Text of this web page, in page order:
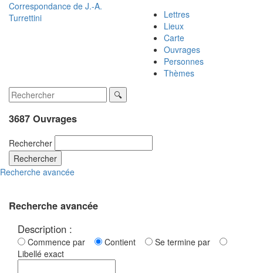
Correspondance de J.-A.
Turrettini
Lettres
Lieux
Carte
Ouvrages
Personnes
Thèmes
3687 Ouvrages
Rechercher
Rechercher
Recherche avancée
Recherche avancée
Description :
Commence par Contient
Se termine par
Libellé exact